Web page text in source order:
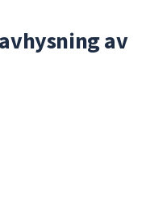
sökfältet
kommer
av